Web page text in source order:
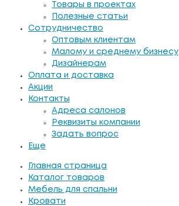
Товары в проектах
Полезные статьи
Сотрудничество
Оптовым клиентам
Малому и среднему бизнесу
Дизайнерам
Оплата и доставка
Акции
Контакты
Адреса салонов
Реквизиты компании
Задать вопрос
Еще
Главная страница
Каталог товаров
Мебель для спальни
Кровати